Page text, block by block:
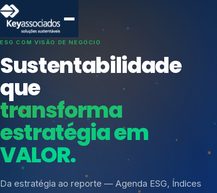
SISTEMAS DE GESTÃO OTIMIZADOS E INTEGRADOS
Conformidade que
protege seu
negócio.
Consultoria, auditoria e treinamentos em ISO 27001,
ISO 27701, ISO 42001, ISO 37001, ISO 9001, ISO
14001, ISO 45001, ONA e PNQ — Gestão de
resíduos sólidos (PGRS/PMGRS).
Índices de Mercado
Mudanças Climáticas
Reputação e Cadeia
Reporte Regulatório